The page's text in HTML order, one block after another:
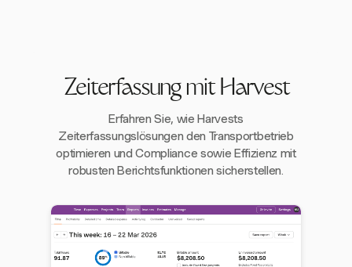
Zeiterfassung mit Harvest
Erfahren Sie, wie Harvests
Zeiterfassungslösungen den Transportbetrieb
optimieren und Compliance sowie Effizienz mit
robusten Berichtsfunktionen sicherstellen.